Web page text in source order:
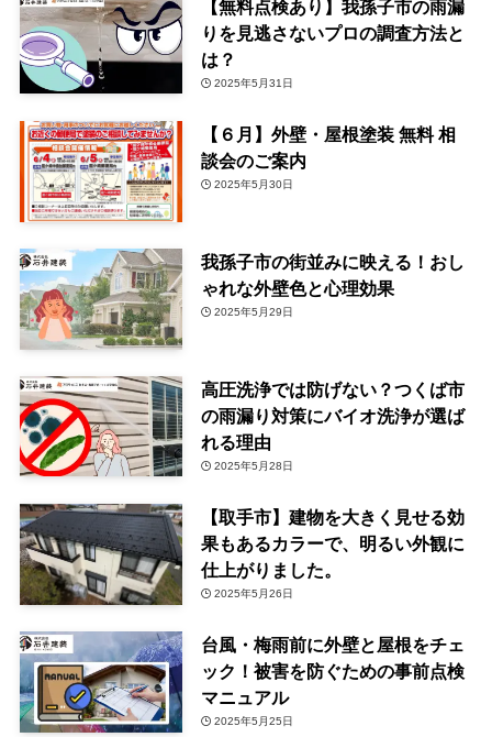
【無料点検あり】我孫子市の雨漏
りを見逃さないプロの調査方法と
は？
2025年5月31日
【６月】外壁・屋根塗装 無料 相
談会のご案内
2025年5月30日
我孫子市の街並みに映える！おし
ゃれな外壁色と心理効果
2025年5月29日
高圧洗浄では防げない？つくば市
の雨漏り対策にバイオ洗浄が選ば
れる理由
2025年5月28日
【取手市】建物を大きく見せる効
果もあるカラーで、明るい外観に
仕上がりました。
2025年5月26日
台風・梅雨前に外壁と屋根をチェ
ック！被害を防ぐための事前点検
マニュアル
2025年5月25日